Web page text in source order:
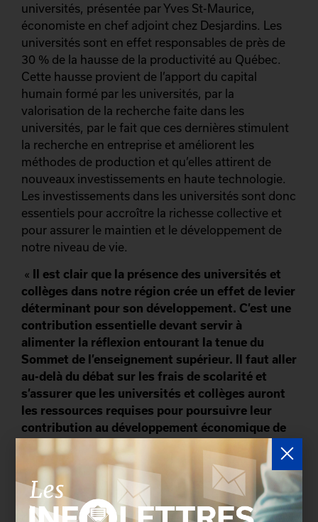
universités, présentée par Yves St-Maurice,
économiste en chef adjoint chez Desjardins. Les
universités sont en effet responsables de près de
30 % de la hausse de la productivité au Québec.
Cette hausse provient de l’apport du capital
humain formé par les universités, par la
valorisation de la recherche faite dans les
universités, par le fait que ces dernières stimulent
la recherche en entreprise et améliorent les
méthodes de production et qu’elles attirent de
nouveaux investissements en haute technologie.
Les investissements dans les universités sont donc
essentiels pour accroître la richesse collective et
pour assurer le maintien et le développement de
notre niveau de vie.
« Il est clair que la présence des universités et
collèges dans notre région crée un effet de levier
déterminant pour son développement. C’est une
contribution essentielle devant servir à
alimenter la réflexion entourant la tenue du
Sommet de l’enseignement supérieur. Il faut aller
au-delà du débat sur les frais de scolarité et
s’assurer que les universités et collèges auront
les ressources requises pour poursuivre leur
contribution au développement économique de
Kirouac, président et chef de la direction de la
Chambre de commerce de Québec.
«L’économie du savoir est maintenant une